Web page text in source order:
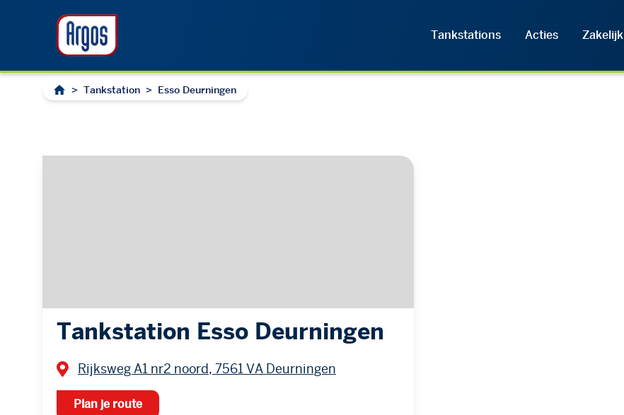
Tankstations Acties Zakelijk
> Tankstation > Esso Deurningen
Tankstation Esso Deurningen
Rijksweg A1 nr2 noord, 7561 VA Deurningen
Plan je route